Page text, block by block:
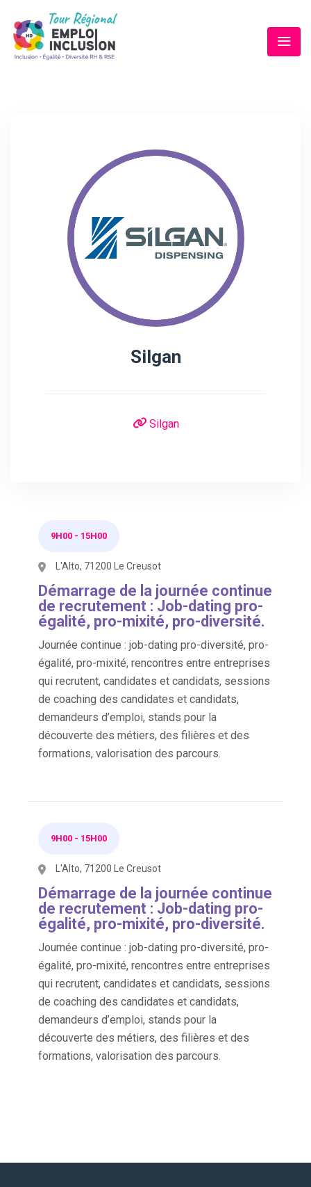
Silgan
Silgan
9H00 - 15H00
L'Alto, 71200 Le Creusot
Démarrage de la journée continue
de recrutement : Job-dating pro-
égalité, pro-mixité, pro-diversité.
Journée continue : job-dating pro-diversité, pro-
égalité, pro-mixité, rencontres entre entreprises
qui recrutent, candidates et candidats, sessions
de coaching des candidates et candidats,
demandeurs d’emploi, stands pour la
découverte des métiers, des filières et des
formations, valorisation des parcours.
9H00 - 15H00
L'Alto, 71200 Le Creusot
Démarrage de la journée continue
de recrutement : Job-dating pro-
égalité, pro-mixité, pro-diversité.
Journée continue : job-dating pro-diversité, pro-
égalité, pro-mixité, rencontres entre entreprises
qui recrutent, candidates et candidats, sessions
de coaching des candidates et candidats,
demandeurs d’emploi, stands pour la
découverte des métiers, des filières et des
formations, valorisation des parcours.